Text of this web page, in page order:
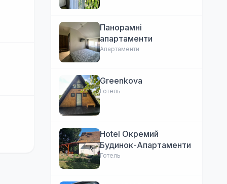
Панорамні
апартаменти
Апартаменти
Greenkova
Готель
Hotel Окремий
Будинок-Апартаменти
Готель